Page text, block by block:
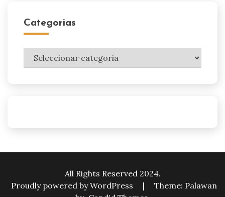
Categorias
Categorias
All Rights Reserved 2024.
Proudly powered by WordPress
|
Theme: Palawan